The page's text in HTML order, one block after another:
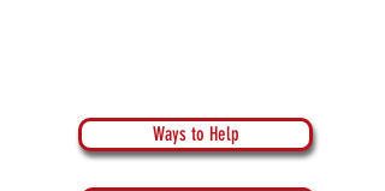
Ways to Help